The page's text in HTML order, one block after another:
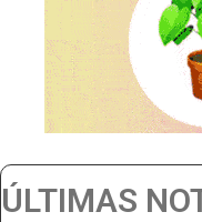
ÚLTIMAS